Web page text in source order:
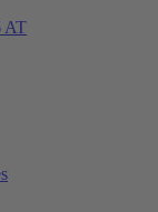
AT